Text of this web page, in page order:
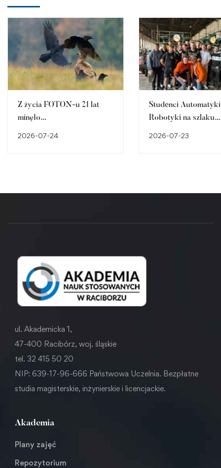
Z życia FOTON-u 21 lat
minęło…
2026-07-24
Studenci
Robotyki na szlaku
2026-07-23
ul. Akademicka 1,
47-400 Racibórz, woj. śląskie
tel. 32 415 50 20
NIP: 639-17-96-666 Państwowa Uczelnia. Bezpłatne
studia magisterskie, inżynierskie i licencjackie.
Akademia
Plany zajęć
Repozytorium